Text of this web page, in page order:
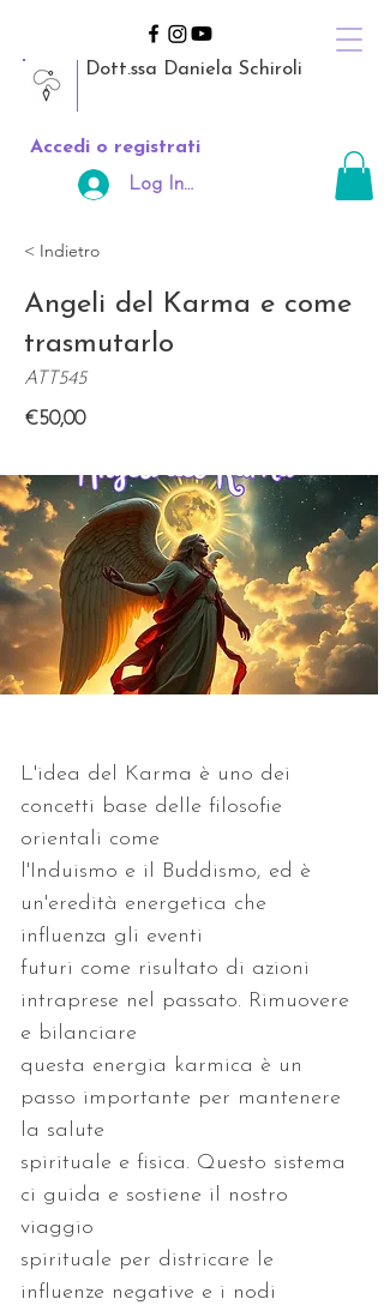
Dott.ssa Daniela Schiroli
Accedi o registrati
Log In Area Riservata
< Indietro
Angeli del Karma e come
trasmutarlo
ATT545
€50,00
L'idea del Karma è uno dei
concetti base delle filosofie
l'Induismo e il Buddismo, ed è
un'eredità energetica che
futuri come risultato di azioni
intraprese nel passato. Rimuovere
questa energia karmica è un
passo importante per mantenere
spirituale e fisica. Questo sistema
ci guida e sostiene il nostro
spirituale per districare le
influenze negative e i nodi